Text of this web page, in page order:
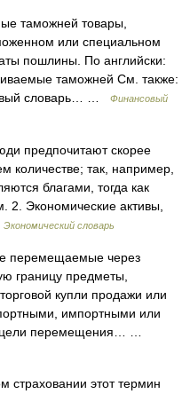
таможней товары,
или специальном
пошлины. По английски:
таможней См. также:
словарь… …
Финансовый
предпочитают скорее
количестве; так, например,
благами, тогда как
2. Экономические активы,
Экономический словарь
перемещаемые через
границу предметы,
купли продажи или
импортными или
цели перемещения… …
страховании этот термин